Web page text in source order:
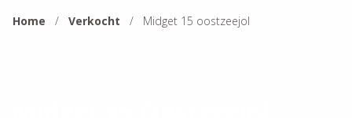
Home Verkocht Midget 15 oostzeejol